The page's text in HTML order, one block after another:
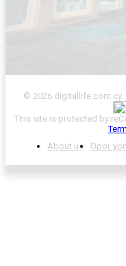
© 2026 digitallife.com.cy.
This site is protected by
About us
Όροι